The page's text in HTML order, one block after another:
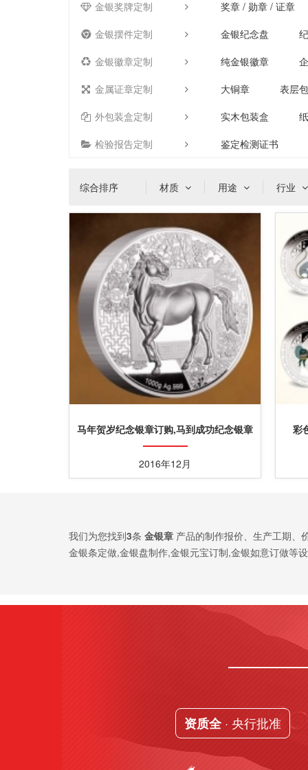
金银奖牌定制
奖章 / 勋章 / 证章
金银摆件定制
金银纪念盘
金银徽章定制
纯金银徽章
金属证章定制
大铜章
表层
外包装盒定制
实木包装盒
检验报告定制
鉴定检测证书
综合排序 材质 用途 行业
马年贺岁纪念银章订购,马到成功纪念银章
定购
2016年12月
彩
我们为您找到3条 金银章 产品的制作报价、生产工期、
金银条定做,金银盘制作,金银元宝订制,金银如意订做等
资质全· 央行批准